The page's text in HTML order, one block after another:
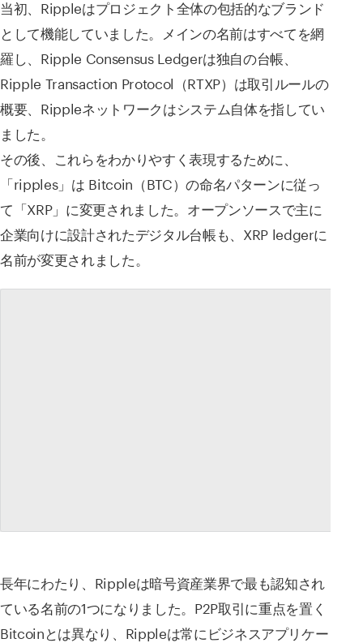
当初、Rippleはプロジェクト全体の包括的なブランド
として機能していました。メインの名前はすべてを網
羅し、Ripple Consensus Ledgerは独自の台帳、
Ripple Transaction Protocol（RTXP）は取引ルールの
概要、Rippleネットワークはシステム自体を指してい
ました。
その後、これらをわかりやすく表現するために、
「ripples」は Bitcoin（BTC）の命名パターンに従っ
て「XRP」に変更されました。オープンソースで主に
企業向けに設計されたデジタル台帳も、XRP ledgerに
名前が変更されました。
長年にわたり、Rippleは暗号資産業界で最も認知され
ている名前の1つになりました。P2P取引に重点を置く
Bitcoinとは異なり、Rippleは常にビジネスアプリケー